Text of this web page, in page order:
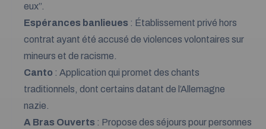
eux”.
Espérances banlieues : Établissement privé hors
contrat ayant été accusé de violences volontaires sur
mineurs et de racisme.
Canto : Application qui promet des chants
traditionnels, dont certains datant de l’Allemagne
nazie.
A Bras Ouverts : Propose des séjours pour personnes